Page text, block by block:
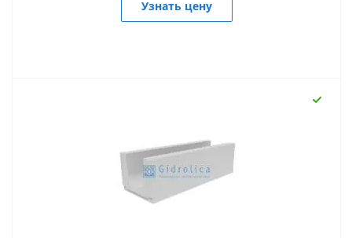
Узнать цену